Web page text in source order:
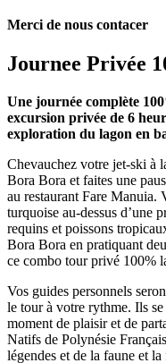
Merci de nous contacer
Journee Privée
Une journée complète
excursion privée de 6
exploration du lagon en
Chevauchez votre jet-ski à
Bora Bora et faites une
au restaurant Fare Manuia.
turquoise au-dessus d’une
requins et poissons
Bora Bora en pratiquant
ce combo tour privé 100%
Vos guides personnels
le tour à votre rythme. Ils
moment de plaisir et de
Natifs de Polynésie
légendes et de la faune et